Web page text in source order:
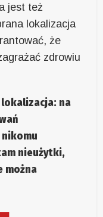
jest też
lokalizacja
że
zdrowiu
na
nieużytki,
można